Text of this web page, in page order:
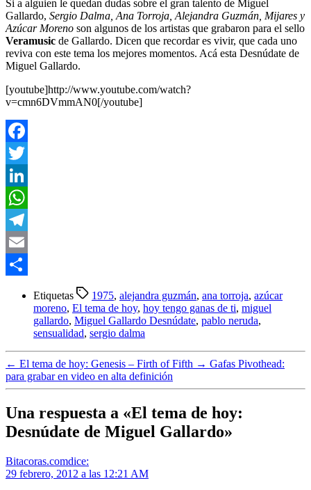
Si a alguien le quedan dudas sobre el gran talento de Miguel
Gallardo, Sergio Dalma, Ana Torroja, Alejandra Guzmán, Mijares y
Azúcar Moreno son algunos de los artistas que grabaron para el sello
Veramusic de Gallardo. Dicen que recordar es vivir, que cada uno
reviva con este tema los mejores momentos. Acá esta Desnúdate de
Miguel Gallardo.
[youtube]http://www.youtube.com/watch?
v=cmn6DVmmAN0[/youtube]
Facebook
Twitter
LinkedIn
WhatsApp
Telegram
Email
Etiquetas 1975, alejandra guzmán, ana torroja, azúcar
moreno, El tema de hoy, hoy tengo ganas de ti, miguel
gallardo, Miguel Gallardo Desnúdate, pablo neruda,
sensualidad, sergio dalma
← El tema de hoy: Genesis – Firth of Fifth → Gafas Pivothead:
para grabar en video en alta definición
Una respuesta a «El tema de hoy:
Desnúdate de Miguel Gallardo»
Bitacoras.comdice:
29 febrero, 2012 a las 12:21 AM